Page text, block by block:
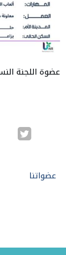
عضوة اللجنة
عضواتنا